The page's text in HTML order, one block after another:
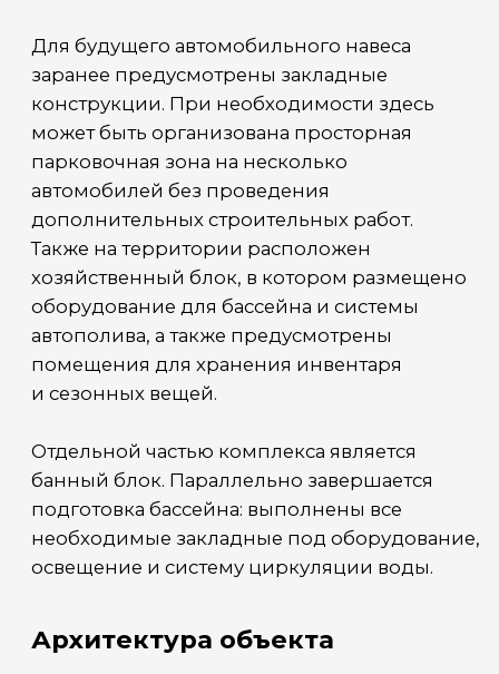
Дом выполнен в современной стилистике
с использованием натуральных
и долговечных материалов.
В отделке фасадов использованы камень,
штукатурка и натуральная черепица. Все
строения на участке поддерживают единую
архитектурную концепцию, благодаря чему
объект воспринимается как завершённая
частная резиденция.
Спокойная цветовая гамма, выверенные
пропорции и качественные материалы
позволяют дому сохранять актуальность
независимо от архитектурных тенденций.